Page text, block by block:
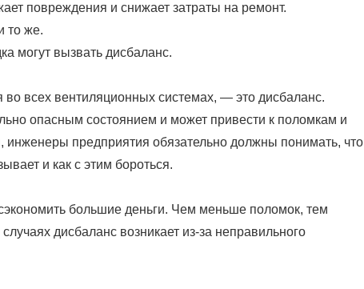
повреждения и снижает затраты на ремонт.
то же.
могут вызвать дисбаланс.
всех вентиляционных системах, — это дисбаланс.
опасным состоянием и может привести к поломкам и
инженеры предприятия обязательно должны понимать, что
и как с этим бороться.
большие деньги. Чем меньше поломок, тем
дисбаланс возникает из-за неправильного